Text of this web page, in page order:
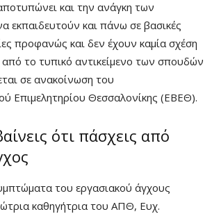
και την ανάγκη των
εκπαιδευτούν και πάνω σε βασικές
προφανώς και δεν έχουν καμία σχέση
το τυπικό αντικείμενο των σπουδών
σε ανακοίνωση του
Επιμελητηρίου Θεσσαλονίκης (ΕΒΕΘ).
ότι πάσχεις από
του εργασιακού άγχους
καθηγήτρια του ΑΠΘ, Ευχ.